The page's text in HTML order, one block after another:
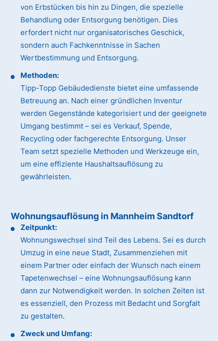
von Erbstücken bis hin zu Dingen, die spezielle
Behandlung oder Entsorgung benötigen. Dies
erfordert nicht nur organisatorisches Geschick,
sondern auch Fachkenntnisse in Sachen
Wertbestimmung und Entsorgung.
Methoden:
Tipp-Topp Gebäudedienste bietet eine umfassende
Betreuung an. Nach einer gründlichen Inventur
werden Gegenstände kategorisiert und der geeignete
Umgang bestimmt – sei es Verkauf, Spende,
Recycling oder fachgerechte Entsorgung. Unser
Team setzt spezielle Methoden und Werkzeuge ein,
um eine effiziente Haushaltsauflösung zu
gewährleisten.
Wohnungsauflösung in Mannheim Sandtorf
Zeitpunkt:
Wohnungswechsel sind Teil des Lebens. Sei es durch
Umzug in eine neue Stadt, Zusammenziehen mit
einem Partner oder einfach der Wunsch nach einem
Tapetenwechsel – eine Wohnungsauflösung kann
dann zur Notwendigkeit werden. In solchen Zeiten ist
es essenziell, den Prozess mit Bedacht und Sorgfalt
zu gestalten.
Zweck und Umfang: